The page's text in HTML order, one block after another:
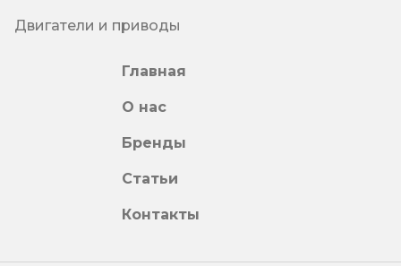
Двигатели и приводы
Главная
О нас
Бренды
Статьи
Контакты